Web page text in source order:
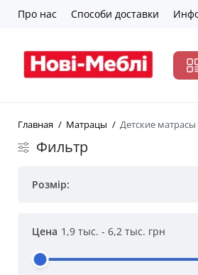
Про нас Способи доставки
Главная Матрацы Детские матрасы
Фильтр
Розмір:
1,9 тыс. - 6,2 тыс. грн
Цена